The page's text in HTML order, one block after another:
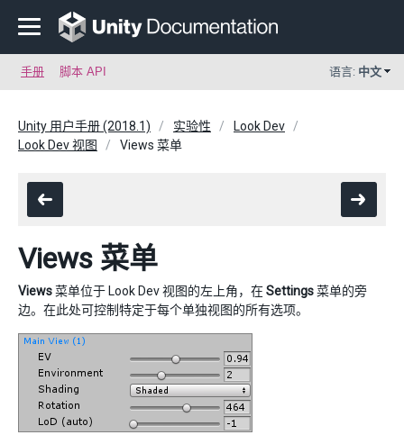
手册 脚本 API 语言: 中文
Unity 用户手册 (2018.1) 实验性
Look Dev
Look Dev 视图
Views 菜单
Views 菜单
Views菜单位于 Look Dev 视图的左上角，在Settings菜单的旁
边。在此处可控制特定于每个单独视图的所有选项。